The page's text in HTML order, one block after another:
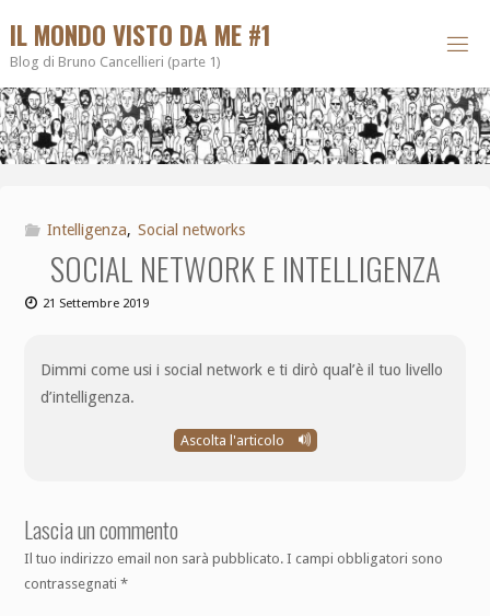
IL MONDO VISTO DA ME #1
Blog di Bruno Cancellieri (parte 1)
Intelligenza, Social networks
SOCIAL NETWORK E INTELLIGENZA
21 Settembre 2019
Dimmi come usi i social network e ti dirò qual’è il tuo livello
d’intelligenza.
Ascolta l'articolo
Lascia un commento
Il tuo indirizzo email non sarà pubblicato. I campi obbligatori sono
contrassegnati*